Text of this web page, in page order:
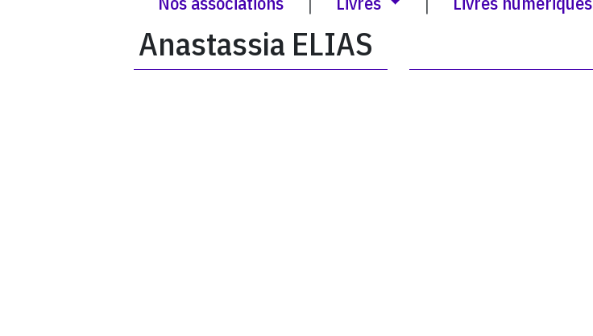
Anastassia ELIAS